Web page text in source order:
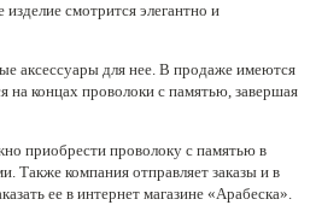
смотрится элегантно и
аксессуары для нее. В продаже имеются
концах проволоки с памятью, завершая
приобрести проволоку с памятью в
Также компания отправляет заказы и в
ее в интернет магазине «Арабеска».